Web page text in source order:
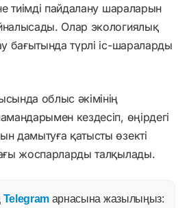
тиімді пайдалану шараларын
Олар экологиялық
бағытында түрлі іс-шараларды
облыс әкімінің
кездесіп, өңірдегі
дамытуға қатысты өзекті
жоспарларды талқылады.
Telegram арнасына жазылыңыз: